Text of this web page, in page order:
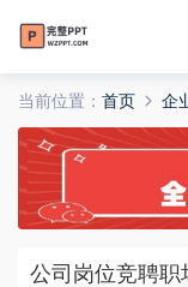
当前位置： 首页 企
公司岗位竞聘职